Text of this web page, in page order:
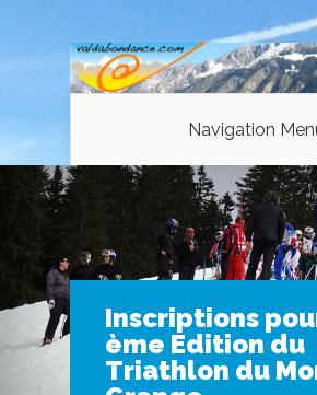
Navigation
Inscriptions
ème Edition du
Triathlon du